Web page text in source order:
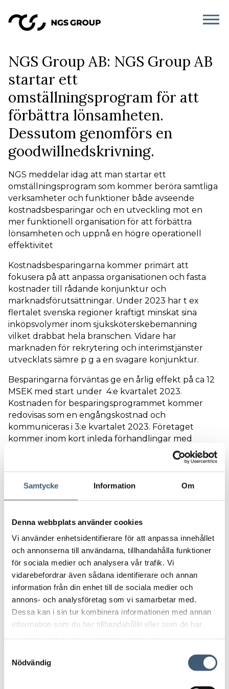
Samtycke Information Om
Denna webbplats använder cookies
Vi använder enhetsidentifierare för att anpassa innehållet
och annonserna till användarna, tillhandahålla funktioner
för sociala medier och analysera vår trafik. Vi
vidarebefordrar även sådana identifierare och annan
information från din enhet till de sociala medier och
annons- och analysföretag som vi samarbetar med.
Dessa kan i sin tur kombinera informationen med annan
information som du har tillhandahållit eller som de har
Nödvändig
NGS Group AB: NGS Group AB
startar ett
omställningsprogram för att
förbättra lönsamheten.
Dessutom genomförs en
goodwillnedskrivning.
NGS meddelar idag att man startar ett
omställningsprogram som kommer beröra samtliga
verksamheter och funktioner både avseende
kostnadsbesparingar och en utveckling mot en
mer funktionell organisation för att förbättra
lönsamheten och uppnå en högre operationell
effektivitet
Kostnadsbesparingarna kommer primärt att
fokusera på att anpassa organisationen och fasta
kostnader till rådande konjunktur och
marknadsförutsättningar. Under 2023 har t ex
flertalet svenska regioner kraftigt minskat sina
inköpsvolymer inom sjuksköterskebemanning
vilket drabbat hela branschen. Vidare har
marknaden för rekrytering och interimstjänster
utvecklats sämre p g a en svagare konjunktur.
Besparingarna förväntas ge en årlig effekt på ca 12
MSEK med start under 4:e kvartalet 2023.
Kostnaden för besparingsprogrammet kommer
redovisas som en engångskostnad och
kommuniceras i 3:e kvartalet 2023. Företaget
kommer inom kort inleda förhandlingar med
Genom denna omställning skapar vi
förutsättningar för en långsiktig lönsamhet samt
verksamhetsområden i Sverige, säger Erika
Rönnquist Hoh, VD NGS Group.
Den redan uppstartade satsningen i Norge är ett
viktigt tillväxtområde som inte berörs av
omställningen utan den fortsätter enligt plan,
fortsätter Erika Rönnquist Hoh.
Styrelsen har även beslutat om en
goodwillnedskrivning på 100 MSEK som kommer
redovisas som en engångskostnad i 3:e kvartalet
kassaflödespåverkande och påverkar inte det